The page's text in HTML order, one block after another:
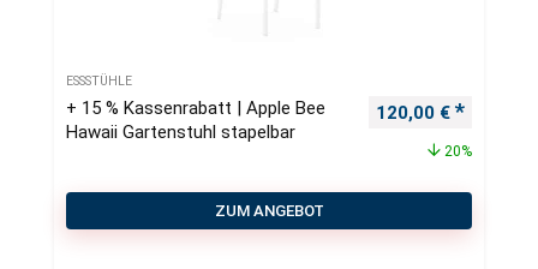
ESSSTÜHLE
+ 15 % Kassenrabatt | Apple Bee
Hawaii Gartenstuhl stapelbar
Ursprünglicher
120,00 €
20%
ZUM ANGEBOT